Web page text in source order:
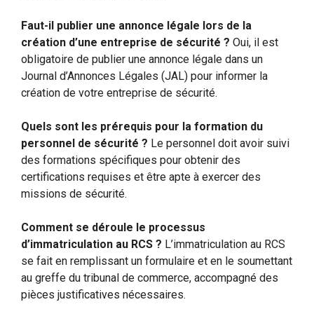
Faut-il publier une annonce légale lors de la
création d’une entreprise de sécurité ? Oui, il est
obligatoire de publier une annonce légale dans un
Journal d’Annonces Légales (JAL) pour informer la
création de votre entreprise de sécurité.
Quels sont les prérequis pour la formation du
personnel de sécurité ? Le personnel doit avoir suivi
des formations spécifiques pour obtenir des
certifications requises et être apte à exercer des
missions de sécurité.
Comment se déroule le processus
d’immatriculation au RCS ? L’immatriculation au RCS
se fait en remplissant un formulaire et en le soumettant
au greffe du tribunal de commerce, accompagné des
pièces justificatives nécessaires.